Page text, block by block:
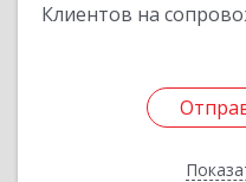
Клиентов на